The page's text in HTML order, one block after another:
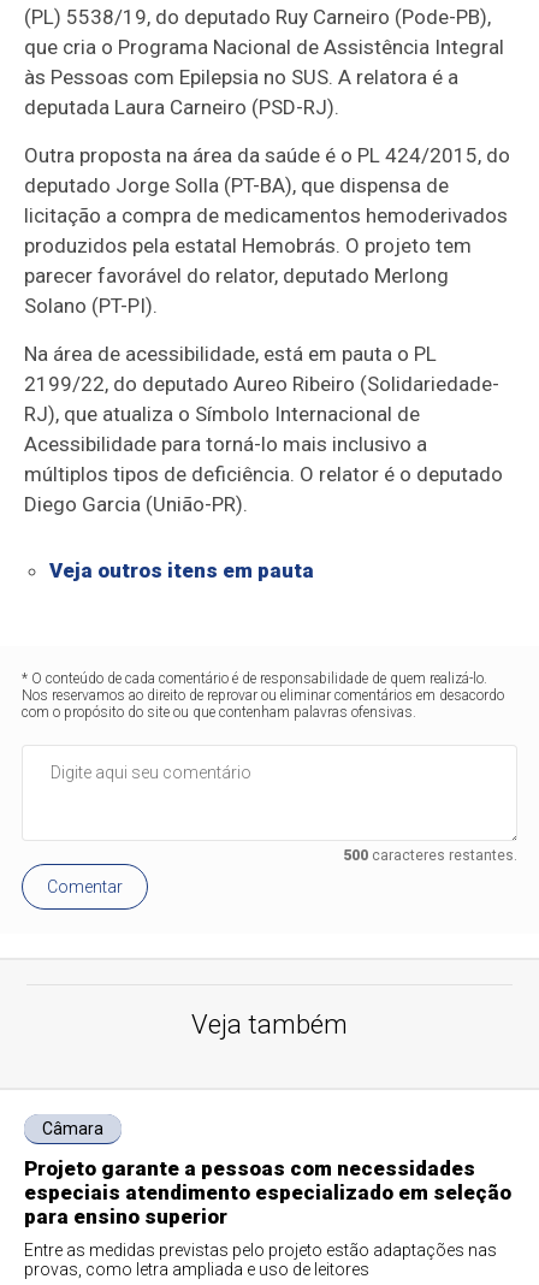
(PL) 5538/19, do deputado Ruy Carneiro (Pode-PB),
que cria o Programa Nacional de Assistência Integral
às Pessoas com Epilepsia no SUS. A relatora é a
deputada Laura Carneiro (PSD-RJ).
Outra proposta na área da saúde é o PL 424/2015, do
deputado Jorge Solla (PT-BA), que dispensa de
licitação a compra de medicamentos hemoderivados
produzidos pela estatal Hemobrás. O projeto tem
parecer favorável do relator, deputado Merlong
Solano (PT-PI).
Na área de acessibilidade, está em pauta o PL
2199/22, do deputado Aureo Ribeiro (Solidariedade-
RJ), que atualiza o Símbolo Internacional de
Acessibilidade para torná-lo mais inclusivo a
múltiplos tipos de deficiência. O relator é o deputado
Diego Garcia (União-PR).
Veja outros itens em pauta
* O conteúdo de cada comentário é de responsabilidade de quem realizá-lo.
Nos reservamos ao direito de reprovar ou eliminar comentários em desacordo
com o propósito do site ou que contenham palavras ofensivas.
500caracteres restantes.
Comentar
Veja também
Câmara
Projeto garante a pessoas com necessidades
especiais atendimento especializado em seleção
para ensino superior
Entre as medidas previstas pelo projeto estão adaptações nas
provas, como letra ampliada e uso de leitores